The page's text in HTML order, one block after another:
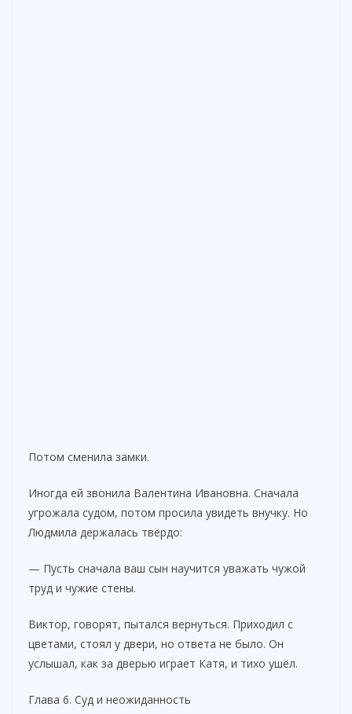
Потом сменила замки.
Иногда ей звонила Валентина Ивановна. Сначала
угрожала судом, потом просила увидеть внучку. Но
Людмила держалась твёрдо:
— Пусть сначала ваш сын научится уважать чужой
труд и чужие стены.
Виктор, говорят, пытался вернуться. Приходил с
цветами, стоял у двери, но ответа не было. Он
услышал, как за дверью играет Катя, и тихо ушёл.
Глава 6. Суд и неожиданность